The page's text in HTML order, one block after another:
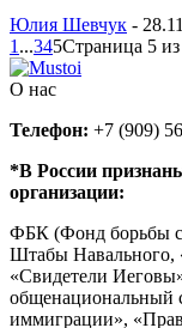
Юлия Шевчук -
1 ...345Страница 5
О нас
Телефон: +7 (909)
*В России
организации:
ФБК (Фонд борьбы с
Штабы Навального,
«Свидетели
общенациональный
иммиграции»,